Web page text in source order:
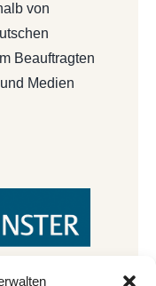
von
Beauftragten
Medien